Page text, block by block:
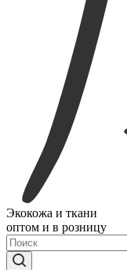
Экокожа и ткани
оптом и в розницу